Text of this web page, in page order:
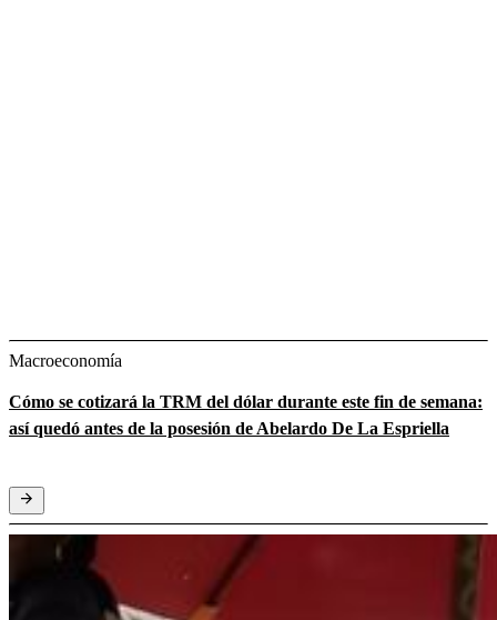
Macroeconomía
Cómo se cotizará la TRM del dólar durante este fin de semana:
así quedó antes de la posesión de Abelardo De La Espriella